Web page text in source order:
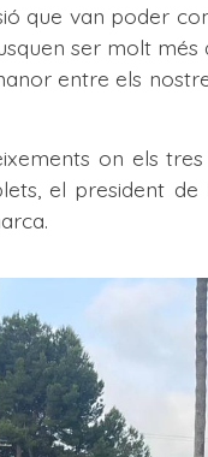
que van poder
ser molt
entre els
on els
el president